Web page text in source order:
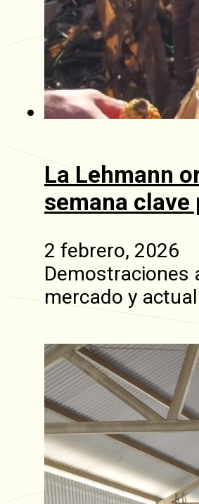
La Lehmann
semana
2 febrero, 2026
Demostraciones
mercado y